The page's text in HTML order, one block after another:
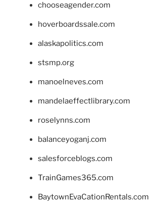
chooseagender.com
hoverboardssale.com
alaskapolitics.com
stsmp.org
manoelneves.com
mandelaeffectlibrary.com
roselynns.com
balanceyoganj.com
salesforceblogs.com
TrainGames365.com
BaytownEvaCationRentals.com